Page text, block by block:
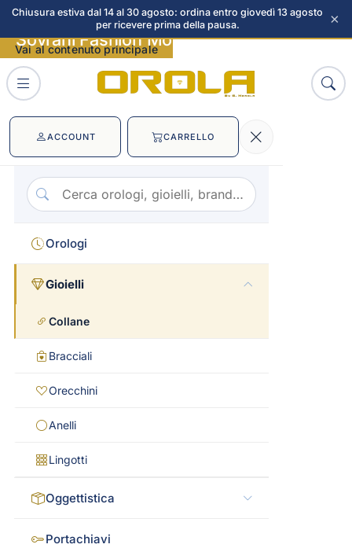
Chiusura estiva dal 14 al 30 agosto: ordina entro giovedì 13 agosto
per ricevere prima della pausa.
×
Vai al contenuto principale
ACCOUNT CARRELLO
Orologi
Gioielli
Collane
Bracciali
Orecchini
Anelli
Lingotti
Oggettistica
Portachiavi
Sovrani Fashion Mood immagini